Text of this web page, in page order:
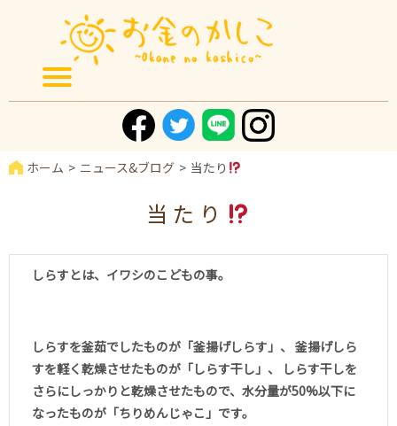
ホーム ニュース&ブログ 当たり
当たり
しらすとは、イワシのこどもの事。
しらすを釜茹でしたものが「釜揚げしらす」、 釜揚げしら
すを軽く乾燥させたものが「しらす干し」、 しらす干しを
さらにしっかりと乾燥させたもので、水分量が50%以下に
なったものが「ちりめんじゃこ」です。